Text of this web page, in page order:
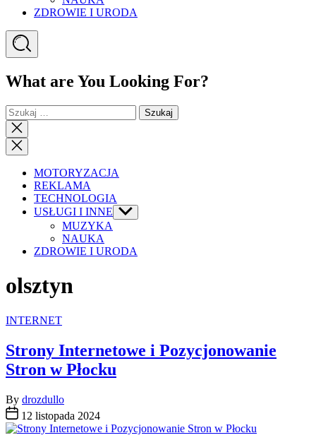
ZDROWIE I URODA
Search
What are You Looking For?
Szukaj:
Close
search
Close
Menu
MOTORYZACJA
REKLAMA
TECHNOLOGIA
USŁUGI I INNE Show
sub
MUZYKA
NAUKA
ZDROWIE I URODA
olsztyn
Categories
INTERNET
Strony Internetowe i Pozycjonowanie
Stron w Płocku
By drozdullo
12 listopada 2024